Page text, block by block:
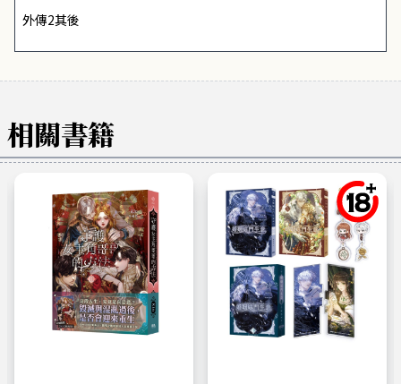
外傳2其後
相關書籍